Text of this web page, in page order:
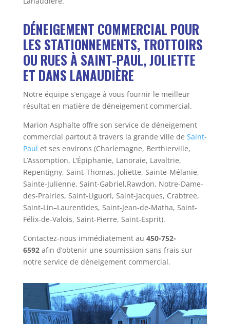
DÉNEIGEMENT COMMERCIAL POUR
LES STATIONNEMENTS, TROTTOIRS
OU RUES À SAINT-PAUL, JOLIETTE
ET DANS LANAUDIÈRE
Notre équipe s’engage à vous fournir le meilleur
résultat en matière de déneigement commercial.
Marion Asphalte offre son service de déneigement
commercial partout à travers la grande ville de Saint-
Paul et ses environs (Charlemagne, Berthierville,
L’Assomption, L’Épiphanie, Lanoraie, Lavaltrie,
Repentigny, Saint-Thomas, Joliette, Sainte-Mélanie,
Sainte-Julienne, Saint-Gabriel,Rawdon, Notre-Dame-
des-Prairies, Saint-Liguori, Saint-Jacques, Crabtree,
Saint-Lin–Laurentides, Saint-Jean-de-Matha, Saint-
Félix-de-Valois, Saint-Pierre, Saint-Esprit).
Contactez-nous immédiatement au 450-752-
6592afin d’obtenir une soumission sans frais sur
notre service de déneigement commercial.